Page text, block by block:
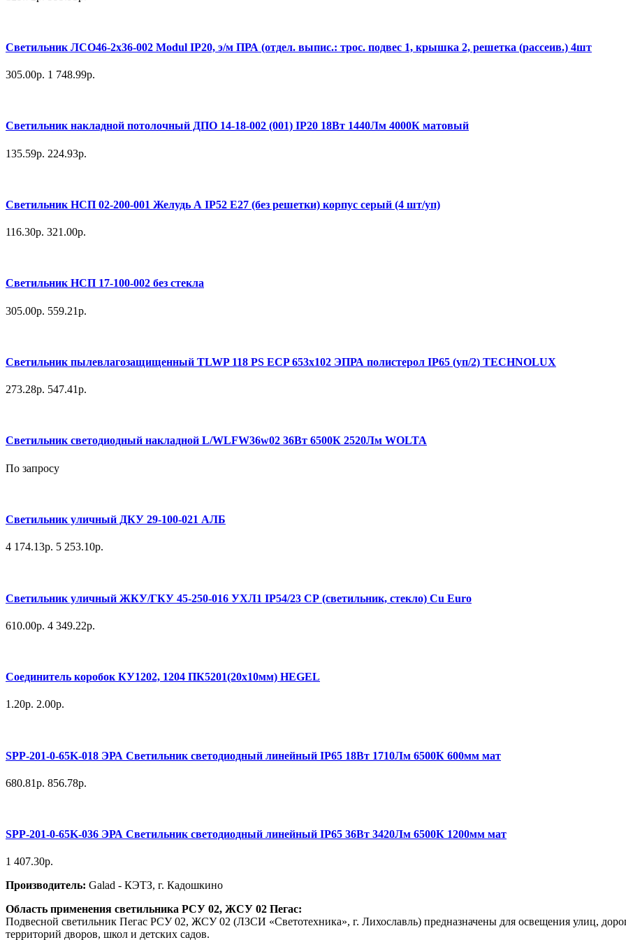
Светильник ЛСО46-2х36-002 Modul IP20, э/м ПРА (отдел. выпис.: трос. подвес 1, крышка 2, решетка (рассеив.) 4шт
305.00р. 1 748.99р.
Светильник накладной потолочный ДПО 14-18-002 (001) IP20 18Вт 1440Лм 4000К матовый
135.59р. 224.93р.
Светильник НСП 02-200-001 Желудь А IP52 E27 (без решетки) корпус серый (4 шт/уп)
116.30р. 321.00р.
Светильник НСП 17-100-002 без стекла
305.00р. 559.21р.
Светильник пылевлагозащищенный TLWP 118 PS EСP 653х102 ЭПРА полистерол IP65 (уп/2) TECHNOLUX
273.28р. 547.41р.
Светильник светодиодный накладной L/WLFW36w02 36Вт 6500К 2520Лм WOLTA
По запросу
Светильник уличный ДКУ 29-100-021 АЛБ
4 174.13р. 5 253.10р.
Светильник уличный ЖКУ/ГКУ 45-250-016 УХЛ1 IP54/23 СР (светильник, стекло) Cu Euro
610.00р. 4 349.22р.
Соединитель коробок КУ1202, 1204 ПК5201(20х10мм) HEGEL
1.20р. 2.00р.
SPP-201-0-65K-018 ЭРА Светильник светодиодный линейный IP65 18Вт 1710Лм 6500К 600мм мат
680.81р. 856.78р.
SPP-201-0-65K-036 ЭРА Светильник светодиодный линейный IP65 36Вт 3420Лм 6500К 1200мм мат
1 407.30р.
Производитель: Galad - КЭТЗ, г. Кадошкино
Область применения светильника РСУ 02, ЖСУ 02 Пегас:
Подвесной светильник Пегас РСУ 02, ЖСУ 02 (ЛЗСИ «Светотехника», г. Лихославль) предназначены для освещения улиц,
территорий дворов, школ и детских садов.